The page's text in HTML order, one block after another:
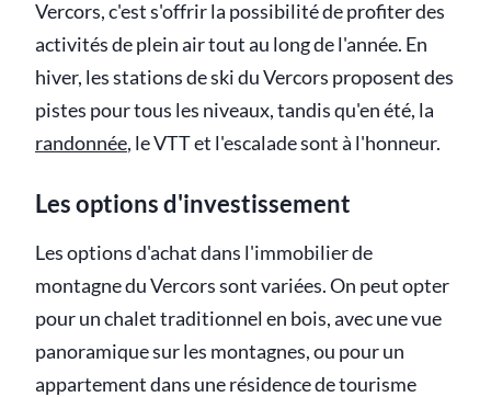
Vercors, c'est s'offrir la possibilité de profiter des
activités de plein air tout au long de l'année. En
hiver, les stations de ski du Vercors proposent des
pistes pour tous les niveaux, tandis qu'en été, la
randonnée, le VTT et l'escalade sont à l'honneur.
Les options d'investissement
Les options d'achat dans l'immobilier de
montagne du Vercors sont variées. On peut opter
pour un chalet traditionnel en bois, avec une vue
panoramique sur les montagnes, ou pour un
appartement dans une résidence de tourisme